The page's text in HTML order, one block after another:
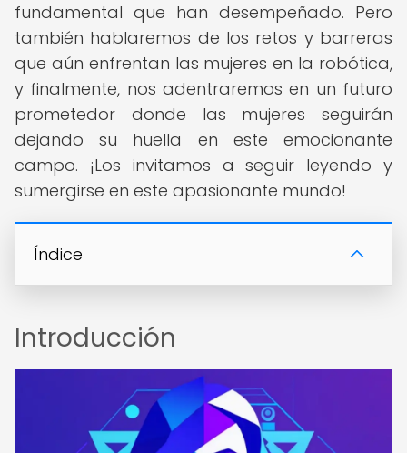
fundamental que han desempeñado. Pero
también hablaremos de los retos y barreras
que aún enfrentan las mujeres en la robótica,
y finalmente, nos adentraremos en un futuro
prometedor donde las mujeres seguirán
dejando su huella en este emocionante
campo. ¡Los invitamos a seguir leyendo y
sumergirse en este apasionante mundo!
Índice
Introducción